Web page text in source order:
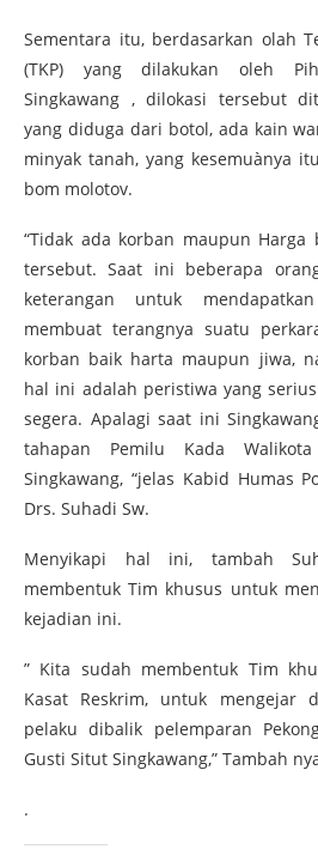
Sementara itu, berdasarkan olah
(TKP) yang dilakukan oleh
Singkawang , dilokasi tersebut
yang diduga dari botol, ada kain
minyak tanah, yang kesemuànya
bom molotov.
“Tidak ada korban maupun
tersebut. Saat ini beberapa
keterangan untuk
membuat terangnya suatu
korban baik harta maupun jiwa,
hal ini adalah peristiwa yang
segera. Apalagi saat ini
tahapan Pemilu Kada
Singkawang, “jelas Kabid Humas
Drs. Suhadi Sw.
Menyikapi hal ini, tambah
membentuk Tim khusus untuk
kejadian ini.
” Kita sudah membentuk Tim
Kasat Reskrim, untuk mengejar
pelaku dibalik pelemparan
Gusti Situt Singkawang,” Tambah
.